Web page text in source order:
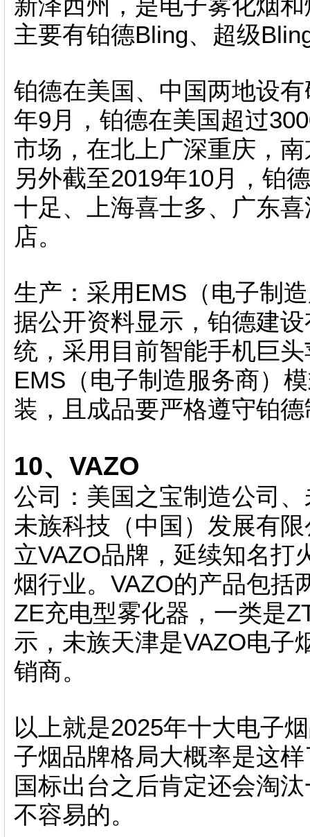
主要有铂德Bling、超级
铂德在美国、中国两地设
年9月，铂德在美国超过
市场，在北上广深重庆，
另外截至2019年10月，铂
十足、上海喜士多、广东
店。
生产：采用EMS（电子制
据公开资料显示，铂德建
统，采用目前智能手机巨
EMS（电子制造服务商）
装，且成品要严格遵守铂
10、VAZO
公司：美国之宝制造公司
未族科技（中国）发展有
立VAZO品牌，延续知名打
烟行业。VAZO的产品包括
ZE充电型雾化器，一类是
示，未族天津是VAZO电子
销商。
以上就是2025年十大电子
子烟品牌格局大概率是这
国标出台之后肯定还会淘
不容易的。